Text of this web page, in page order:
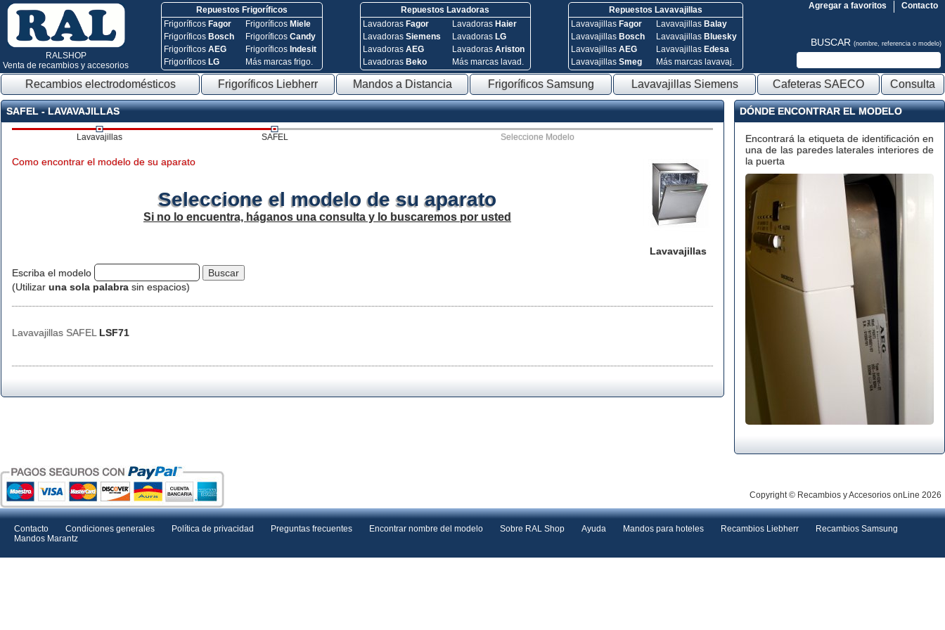
RALSHOP
Venta de recambios y accesorios
Repuestos Frigoríficos
Frigoríficos Fagor
Frigoríficos Bosch
FrigoríficosAEG
Frigoríficos LG
Frigoríficos Miele
FrigoríficosCandy
Frigoríficos Indesit
Más marcas frigo.
Repuestos Lavadoras
Lavadoras Fagor
Lavadoras Siemens
Lavadoras AEG
Lavadoras Beko
Lavadoras Haier
Lavadoras LG
Lavadoras Ariston
Más marcas lavad.
Repuestos Lavavajillas
Lavavajillas Fagor
Lavavajillas Bosch
Lavavajillas AEG
Lavavajillas Smeg
Lavavajillas Balay
Lavavajillas Bluesky
Lavavajillas Edesa
Más marcas lavavaj.
Contacto
Agregar a favoritos
BUSCAR (nombre, referencia o modelo)
Recambios electrodomésticos Frigoríficos Liebherr Mandos a Distancia Frigoríficos Samsung Lavavajillas Siemens Cafeteras SAECO Consulta
SAFEL - LAVAVAJILLAS
Lavavajillas SAFEL Seleccione Modelo
Lavavajillas
Como encontrar el modelo de su aparato
Seleccione el modelo de su aparato
Si no lo encuentra, háganos una consulta y lo buscaremos por usted
Escriba el modelo
(Utilizar una sola palabra sin espacios)
Lavavajillas SAFEL LSF71
DÓNDE ENCONTRAR EL MODELO
Encontrará la etiqueta de identificación en
una de las paredes laterales interiores de
la puerta
Copyright © Recambios y Accesorios onLine 2026
Contacto Condiciones generales Política de privacidad Preguntas frecuentes Encontrar nombre del modelo Sobre RAL Shop Ayuda Mandos para hoteles Recambios Liebherr
Recambios Samsung
Mandos Marantz